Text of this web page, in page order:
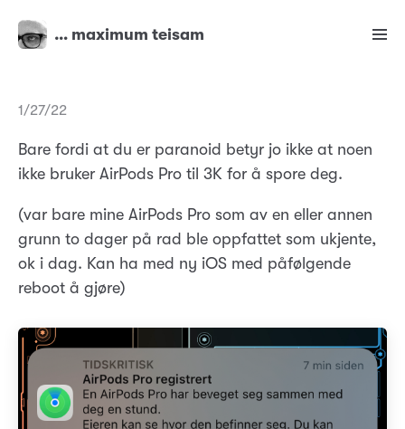
… maximum teisam
1/27/22
Bare fordi at du er paranoid betyr jo ikke at noen
ikke bruker AirPods Pro til 3K for å spore deg.
(var bare mine AirPods Pro som av en eller annen
grunn to dager på rad ble oppfattet som ukjente,
ok i dag. Kan ha med ny iOS med påfølgende
reboot å gjøre)